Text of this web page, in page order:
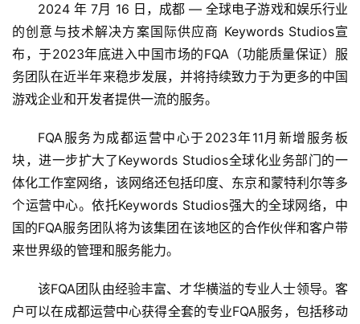
2024 年 7月 16 日，成都 — 全球电子游戏和娱乐行业
的创意与技术解决方案国际供应商 Keywords Studios宣
布，于2023年底进入中国市场的FQA（功能质量保证）服
务团队在近半年来稳步发展，并将持续致力于为更多的中国
游戏企业和开发者提供一流的服务。
FQA服务为成都运营中心于2023年11月新增服务板
块，进一步扩大了Keywords Studios全球化业务部门的一
体化工作室网络，该网络还包括印度、东京和蒙特利尔等多
个运营中心。依托Keywords Studios强大的全球网络，中
国的FQA服务团队将为该集团在该地区的合作伙伴和客户带
来世界级的管理和服务能力。
该FQA团队由经验丰富、才华横溢的专业人士领导。客
户可以在成都运营中心获得全套的专业FQA服务，包括移动